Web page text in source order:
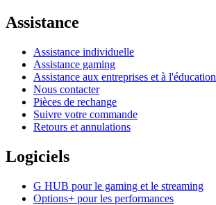
Assistance
Assistance individuelle
Assistance gaming
Assistance aux entreprises et à l'éducation
Nous contacter
Pièces de rechange
Suivre votre commande
Retours et annulations
Logiciels
G HUB pour le gaming et le streaming
Options+ pour les performances